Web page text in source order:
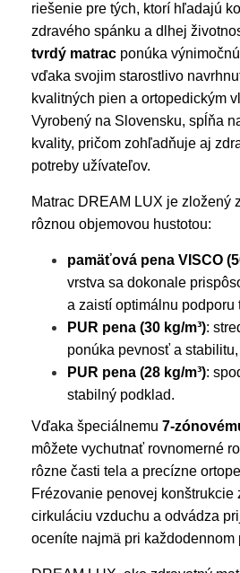
riešenie pre tých, ktorí hľadajú
zdravého spánku a dlhej
tvrdý matrac ponúka
vďaka svojim starostlivo
kvalitných pien a ortopedickým
Vyrobený na Slovensku, spĺňa
kvality, pričom zohľadňuje aj
potreby užívateľov.
Matrac DREAM LUX je zložený
rôznou objemovou hustotou:
pamäťová pena VISCO
vrstva sa dokonale
a zaistí optimálnu podporu
PUR pena (30 kg/m³):
ponúka pevnosť a stabilitu,
PUR pena (28 kg/m³):
stabilný podklad.
Vďaka špeciálnemu 7-
môžete vychutnať rovnomerné
rôzne časti tela a precízne
Frézovanie penovej konštrukcie
cirkuláciu vzduchu a odvádza
oceníte najmä pri každodennom